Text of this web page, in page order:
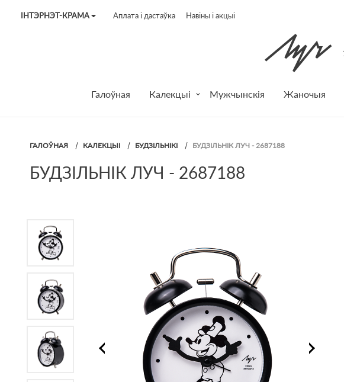
ІНТЭРНЭТ-КРАМА
Аплата і дастаўка Навіны і акцыі
Галоўная Калекцыі Мужчынскія Жаночыя
ГАЛОЎНАЯ КАЛЕКЦЫІ БУДЗІЛЬНІКІ БУДЗІЛЬНІК ЛУЧ - 2687188
БУДЗІЛЬНІК ЛУЧ - 2687188